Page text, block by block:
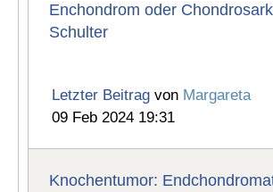
Enchondrom oder
Schulter
Letzter Beitrag von Margareta
09 Feb 2024 19:31
Knochentumor: